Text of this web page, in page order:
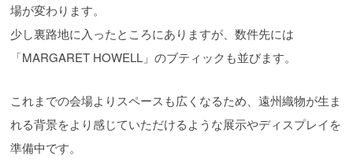
場が変わります。
少し裏路地に入ったところにありますが、数件先には
「MARGARET HOWELL」のブティックも並びます。
これまでの会場よりスペースも広くなるため、遠州織物が生ま
れる背景をより感じていただけるような展示やディスプレイを
準備中です。